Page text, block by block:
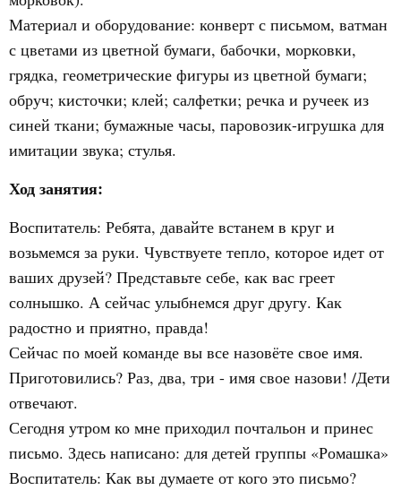
Материал и оборудование: конверт с письмом, ватман
с цветами из цветной бумаги, бабочки, морковки,
грядка, геометрические фигуры из цветной бумаги;
обруч; кисточки; клей; салфетки; речка и ручеек из
синей ткани; бумажные часы, паровозик-игрушка для
имитации звука; стулья.
Ход занятия:
Воспитатель: Ребята, давайте встанем в круг и
возьмемся за руки. Чувствуете тепло, которое идет от
ваших друзей? Представьте себе, как вас греет
солнышко. А сейчас улыбнемся друг другу. Как
радостно и приятно, правда!
Сейчас по моей команде вы все назовёте свое имя.
Приготовились? Раз, два, три - имя свое назови! /Дети
отвечают.
Сегодня утром ко мне приходил почтальон и принес
письмо. Здесь написано: для детей группы «Ромашка»
Воспитатель: Как вы думаете от кого это письмо?